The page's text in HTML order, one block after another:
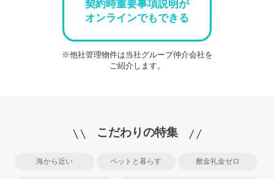
契約時重要事項説明が
オンラインでもできる
※他社管理物件は当社グループ仲介会社を
ご紹介します。
こだわりの特集
海から近い ペットと暮らす 敷金礼金ゼロ